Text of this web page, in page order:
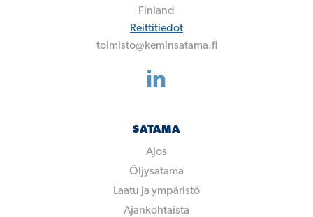
Finland
Reittitiedot
toimisto@keminsatama.fi
SATAMA
Ajos
Öljysatama
Laatu ja ympäristö
Ajankohtaista